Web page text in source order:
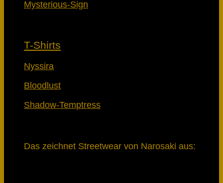
Mysterious-Sign
T-Shirts
Nyssira
Bloodlust
Shadow-Temptress
Das zeichnet Streetwear von Narosaki aus: